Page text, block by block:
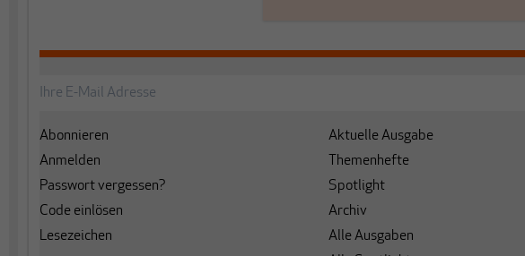
Abonnieren
Anmelden
Passwort vergessen?
Code einlösen
Lesezeichen
Aktuelle Ausgabe
Themenhefte
Spotlight
Archiv
Alle Ausgaben